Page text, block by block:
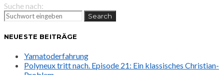
Suche nach:
Search
NEUESTE BEITRÄGE
Yamatoderfahrung
Polyneux tritt nach. Episode 21: Ein klassisches Christian-